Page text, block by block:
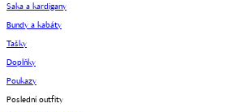
Saka a kardigany
Bundy a kabáty
Tašky
Doplňky
Poukazy
Poslední outfity